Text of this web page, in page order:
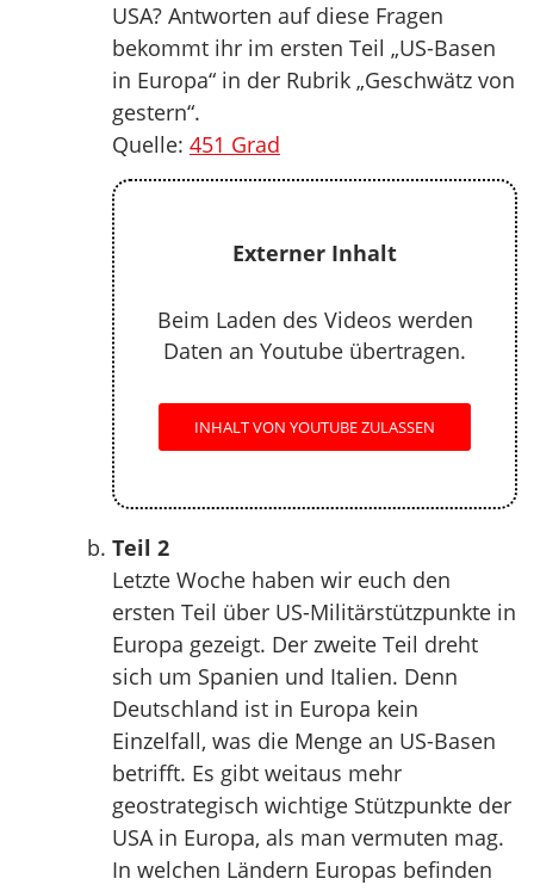
USA? Antworten auf diese Fragen
bekommt ihr im ersten Teil „US-Basen
in Europa“ in der Rubrik „Geschwätz von
gestern“.
Quelle: 451 Grad
Externer Inhalt
Beim Laden des Videos werden
Daten an Youtube übertragen.
INHALT VON YOUTUBE ZULASSEN
Teil 2
Letzte Woche haben wir euch den
ersten Teil über US-Militärstützpunkte in
Europa gezeigt. Der zweite Teil dreht
sich um Spanien und Italien. Denn
Deutschland ist in Europa kein
Einzelfall, was die Menge an US-Basen
betrifft. Es gibt weitaus mehr
geostrategisch wichtige Stützpunkte der
USA in Europa, als man vermuten mag.
In welchen Ländern Europas befinden